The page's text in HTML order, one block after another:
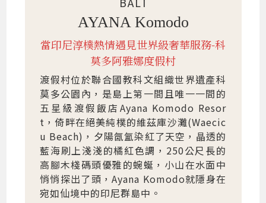
AYANA Komodo
當印尼淳樸熱情遇見世界級奢華服務-科
莫多阿雅娜度假村
渡假村位於聯合國教科文組織世界遺產科
莫多公園內，是島上第一間且唯一一間的
五星級渡假飯店Ayana Komodo Resor
t，倚畔在絕美純樸的維茲庫沙灘(Waecic
u Beach)，夕陽氤氳染紅了天空，晶透的
藍海刷上淺淺的橘紅色調，250公尺長的
高腳木棧碼頭優雅的蜿蜒，小山在水面中
悄悄探出了頭，Ayana Komodo就隱身在
宛如仙境中的印尼群島中。